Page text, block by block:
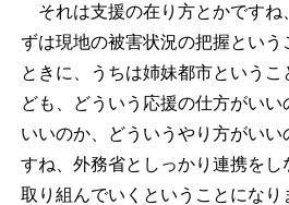
それは支援の在り方とかですね
ずは現地の被害状況の把握とい
ときに、うちは姉妹都市という
ども、どういう応援の仕方がい
いいのか、どういうやり方がい
すね、外務省としっかり連携をし
取り組んでいくということになり